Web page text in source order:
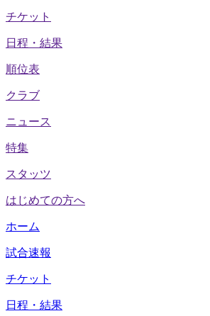
チケット
日程・結果
順位表
クラブ
ニュース
特集
スタッツ
はじめての方へ
ホーム
試合速報
チケット
日程・結果